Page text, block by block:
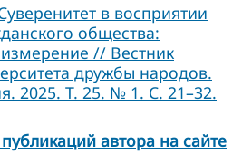
в восприятии
общества:
// Вестник
дружбы народов.
2025. Т. 25. № 1. С. 21–32.
автора на сайте